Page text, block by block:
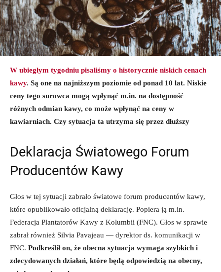
W ubiegłym tygodniu pisaliśmy o historycznie niskich cenach
kawy. Są one na najniższym poziomie od ponad 10 lat. Niskie
ceny tego surowca mogą wpłynąć m.in. na dostępność
różnych odmian kawy, co może wpłynąć na ceny w
kawiarniach. Czy sytuacja ta utrzyma się przez dłuższy
Deklaracja Światowego Forum
Producentów Kawy
Głos w tej sytuacji zabrało światowe forum producentów kawy,
które opublikowało oficjalną deklarację. Popiera ją m.in.
Federacja Plantatorów Kawy z Kolumbii (FNC). Głos w sprawie
zabrał również Silvia Pavajeau — dyrektor ds. komunikacji w
FNC. Podkreślił on, że obecna sytuacja wymaga szybkich i
zdecydowanych działań, które będą odpowiedzią na obecny,